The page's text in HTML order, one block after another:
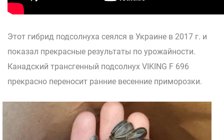
Этот гибрид подсолнуха сеялся в Украине в 2017 г. и
показал прекрасные результаты по урожайности.
Канадский трансгенный подсолнух VIKING F 696
прекрасно переносит ранние весенние приморозки.